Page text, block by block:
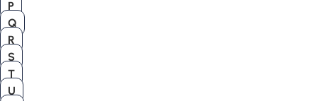
P
Q
R
S
T
U